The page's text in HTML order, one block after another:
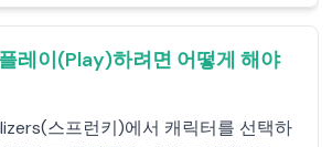
레이(Play)하려면 어떻게 해야
스프런키)에서 캐릭터를 선택하